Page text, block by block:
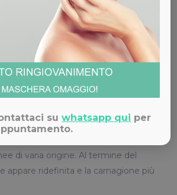
chimico
di varia origine. Al termine del
appare ridefinita e la carnagione più
suwhatsapp qui per